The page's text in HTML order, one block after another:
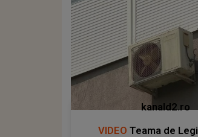
kanald2.ro
VIDEO Teama de